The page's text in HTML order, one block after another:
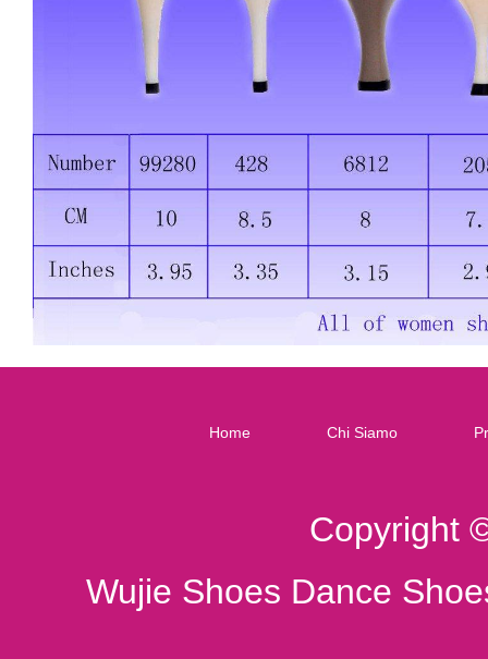
Home Chi Siamo
Copyright
Wujie Shoes Dance